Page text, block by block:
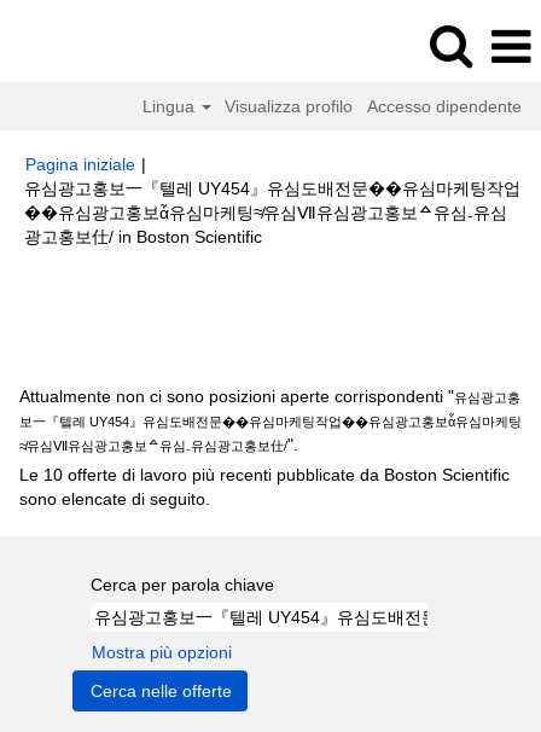
Lingua Visualizza profilo Accesso dipendente
Pagina iniziale |
유심광고홍보一『텔레 UY454』유심도배전문��유심마케팅작업
��유심광고홍보ἆ유심마케팅≉유심Ⅶ유심광고홍보ᅀ유심₋유심
광고홍보仕/ in Boston Scientific(pagina
Attualmente non ci sono posizioni aperte corrispondenti "유심광고홍
보一『텔레 UY454』유심도배전문��유심마케팅작업��유심광고홍보ἆ유심마케팅
≉유심Ⅶ유심광고홍보ᅀ유심₋유심광고홍보仕/".
Le 10 offerte di lavoro più recenti pubblicate da Boston Scientific
sono elencate di seguito.
Cerca per parola chiave
Mostra più opzioni